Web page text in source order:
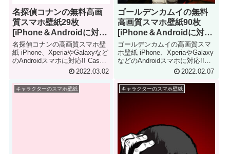
名探偵コナンの無料高画
質スマホ壁紙29枚
[iPhone＆Androidに対
応]
名探偵コナンの高画質スマホ壁
紙 iPhone、XperiaやGalaxyなど
のAndroidスマホに対応!! Case
Closed iPhone & Android2022.03.02
ゴールデンカムイの無料
高画質スマホ壁紙90枚
[iPhone＆Androidに対
応]
ゴールデンカムイの高画質スマ
ホ壁紙 iPhone、XperiaやGalaxy
などのAndroidスマホに対応!!
Golden Kamuy iPhone &2022.02.07
キャラクターのスマホ壁紙 キャラクターのスマホ壁紙